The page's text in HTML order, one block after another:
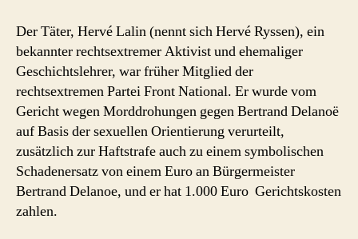
Der Täter, Hervé Lalin (nennt sich Hervé Ryssen), ein
bekannter rechtsextremer Aktivist und ehemaliger
Geschichtslehrer, war früher Mitglied der
rechtsextremen Partei Front National. Er wurde vom
Gericht wegen Morddrohungen gegen Bertrand Delanoë
auf Basis der sexuellen Orientierung verurteilt,
zusätzlich zur Haftstrafe auch zu einem symbolischen
Schadenersatz von einem Euro an Bürgermeister
Bertrand Delanoe, und er hat 1.000 Euro Gerichtskosten
zahlen.